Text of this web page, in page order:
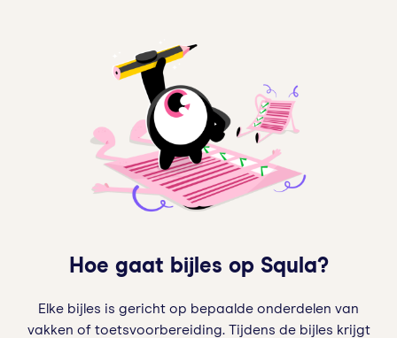
Hoe gaat bijles op Squla?
Elke bijles is gericht op bepaalde onderdelen van
vakken of toetsvoorbereiding. Tijdens de bijles krijgt